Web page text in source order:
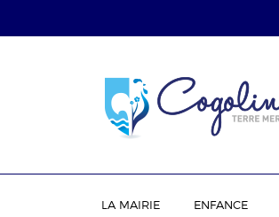
LA MAIRIE ENFANCE